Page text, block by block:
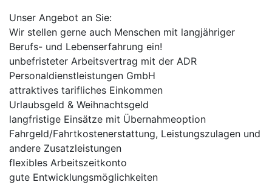
Unser Angebot an Sie:
Wir stellen gerne auch Menschen mit langjähriger
Berufs- und Lebenserfahrung ein!
unbefristeter Arbeitsvertrag mit der ADR
Personaldienstleistungen GmbH
attraktives tarifliches Einkommen
Urlaubsgeld & Weihnachtsgeld
langfristige Einsätze mit Übernahmeoption
Fahrgeld/Fahrtkostenerstattung, Leistungszulagen und
andere Zusatzleistungen
flexibles Arbeitszeitkonto
gute Entwicklungsmöglichkeiten